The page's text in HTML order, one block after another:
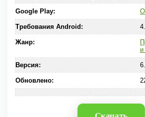
Google Play:
Требования Android:
Жанр:
и
Версия:
Обновлено: